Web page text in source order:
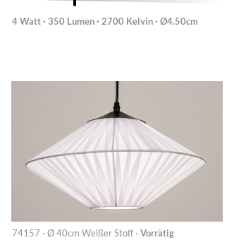
4 Watt · 350 Lumen · 2700 Kelvin · Ø4.50cm
74157 · Ø 40cm Weißer Stoff · Vorrätig